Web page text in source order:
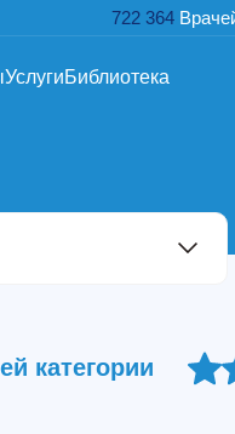
722 364
УслугиБиблиотека
категории